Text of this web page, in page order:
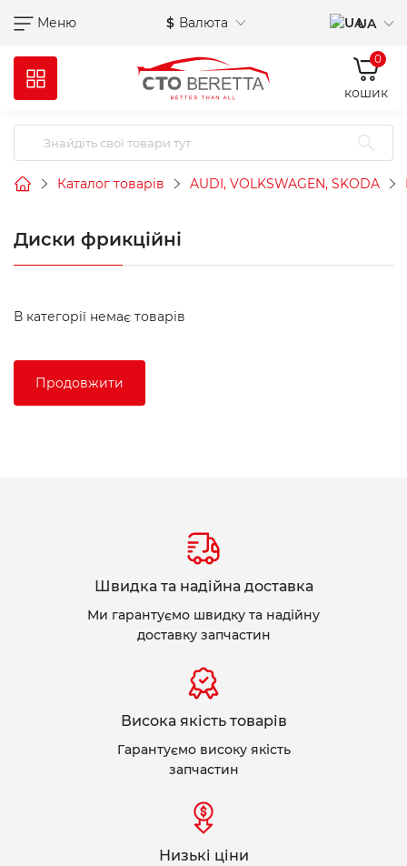
Меню $ Валюта UA
0
кошик
Каталог товарів AUDI, VOLKSWAGEN, SKODA
Диски фрикційні
В категорії немає товарів
Продовжити
Швидка та надійна доставка
Ми гарантуємо швидку та надійну
доставку запчастин
Висока якість товарів
Гарантуємо високу якість
запчастин
Низькі ціни